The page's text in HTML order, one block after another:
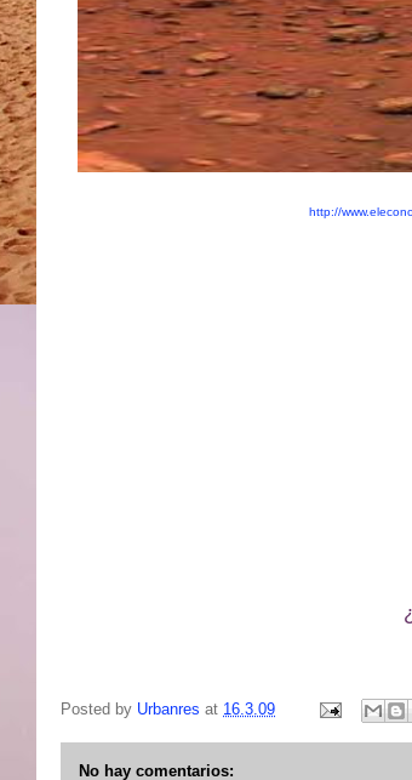
http://
Posted by Urbanres at 16.3.09
No hay comentarios: